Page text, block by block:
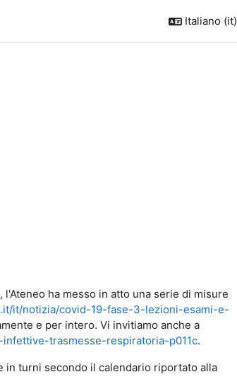
Italiano ‎(it)‎
ha messo in atto una serie di misure
it/notizia/covid-19-fase-3-lezioni-esami-e-
e per intero. Vi invitiamo anche a
trasmesse-respiratoria-p011c.
in turni secondo il calendario riportato alla